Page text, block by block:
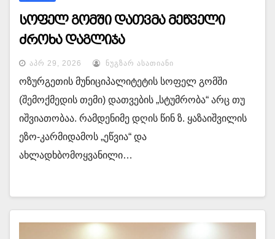
სოფელ გომში დათვმა მეწველი
ძროხა დაგლიჯა
ᲐᲞᲠ 29, 2026 ᲜᲣᲒᲖᲐᲠ ᲐᲡᲐᲗᲘᲐᲜᲘ
ოზურგეთის მუნიციპალიტეტის სოფელ გომში
(შემოქმედის თემი) დათვების „სტუმრობა“ არც თუ
იშვიათობაა. რამდენიმე დღის წინ ზ. ყაზაიშვილის
ეზო-კარმიდამოს „ეწვია“ და
ახლადხბომოყვანილი…